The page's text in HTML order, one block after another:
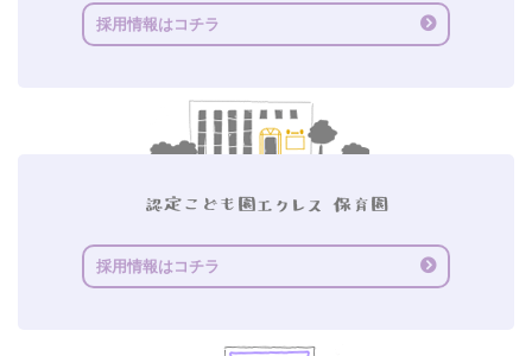
採用情報はコチラ
採用情報はコチラ